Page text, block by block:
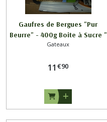
Gaufres de Bergues "Pur
Beurre" - 400g Boite à Sucre "
CARNAVAL de DUNKERQUE 1 "
Gateaux
11 €90